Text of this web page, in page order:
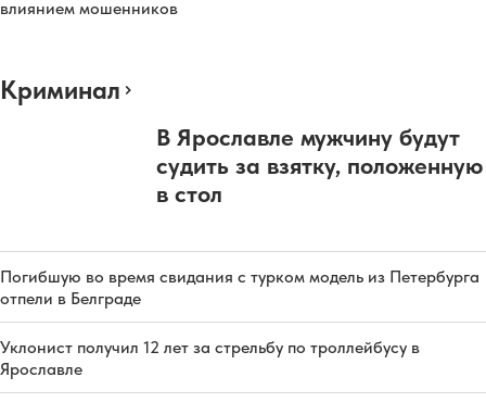
влиянием мошенников
Криминал
В Ярославле мужчину будут
судить за взятку, положенную
в стол
Погибшую во время свидания с турком модель из Петербурга
отпели в Белграде
Уклонист получил 12 лет за стрельбу по троллейбусу в
Ярославле